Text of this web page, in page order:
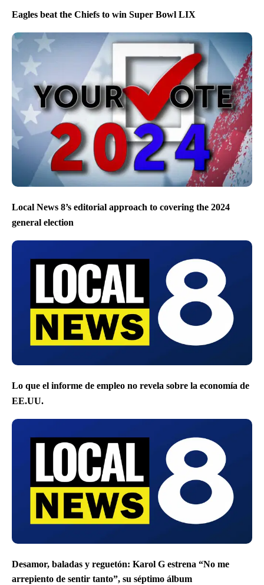
Eagles beat the Chiefs to win Super Bowl LIX
Local News 8’s editorial approach to covering the 2024
general election
Lo que el informe de empleo no revela sobre la economía de
EE.UU.
Desamor, baladas y reguetón: Karol G estrena “No me
arrepiento de sentir tanto”, su séptimo álbum